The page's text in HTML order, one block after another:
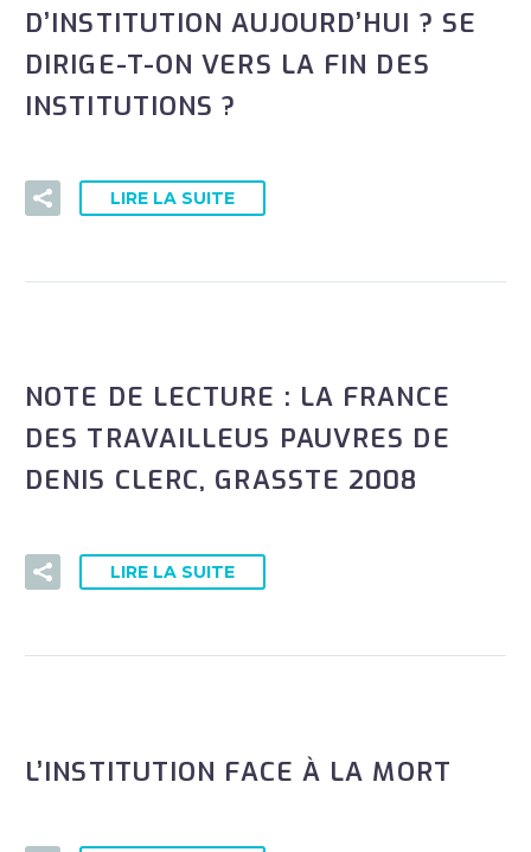
D’INSTITUTION AUJOURD’HUI ? SE
DIRIGE-T-ON VERS LA FIN DES
INSTITUTIONS ?
LIRE LA SUITE
NOTE DE LECTURE : LA FRANCE
DES TRAVAILLEUS PAUVRES DE
DENIS CLERC, GRASSTE 2008
LIRE LA SUITE
L’INSTITUTION FACE À LA MORT